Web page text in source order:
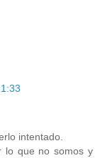
intentado.
lo que no somos y